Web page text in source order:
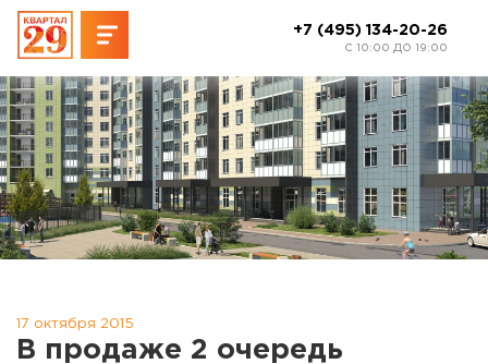
+7 (495) 134-20-26
C 10:00 ДО 19:00
17 октября 2015
В продаже 2 очередь